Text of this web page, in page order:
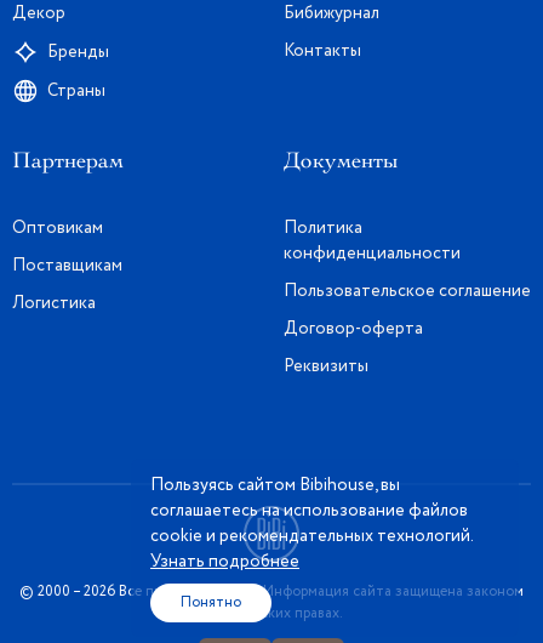
Декор
Бренды
Страны
Бибижурнал
Контакты
Партнерам
Оптовикам
Поставщикам
Логистика
Документы
Политика
конфиденциальности
Пользовательское соглашение
Договор-оферта
Реквизиты
© 2000 – 2026 Все права защищены. Информация сайта защищена законом
об авторских правах.
Пользуясь сайтом Bibihouse, вы
соглашаетесь на использование файлов
cookie и рекомендательных технологий.
Узнать подробнее
Понятно